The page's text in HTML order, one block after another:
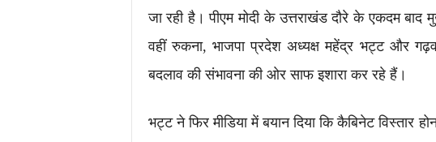
जा रही है। पीएम मोदी के उत्तराखंड दौरे के एकदम बाद
वहीं रुकना, भाजपा प्रदेश अध्यक्ष महेंद्र भट्ट और
बदलाव की संभावना की ओर साफ इशारा कर रहे हैं।
भट्ट ने फिर मीडिया में बयान दिया कि कैबिनेट विस्तार